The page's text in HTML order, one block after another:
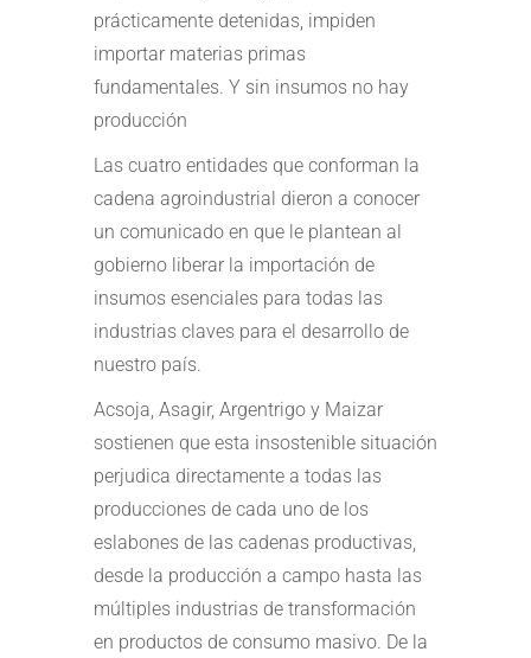
prácticamente detenidas, impiden
importar materias primas
fundamentales. Y sin insumos no hay
producción
Las cuatro entidades que conforman la
cadena agroindustrial dieron a conocer
un comunicado en que le plantean al
gobierno liberar la importación de
insumos esenciales para todas las
industrias claves para el desarrollo de
nuestro país.
Acsoja, Asagir, Argentrigo y Maizar
sostienen que esta insostenible situación
perjudica directamente a todas las
producciones de cada uno de los
eslabones de las cadenas productivas,
desde la producción a campo hasta las
múltiples industrias de transformación
en productos de consumo masivo. De la